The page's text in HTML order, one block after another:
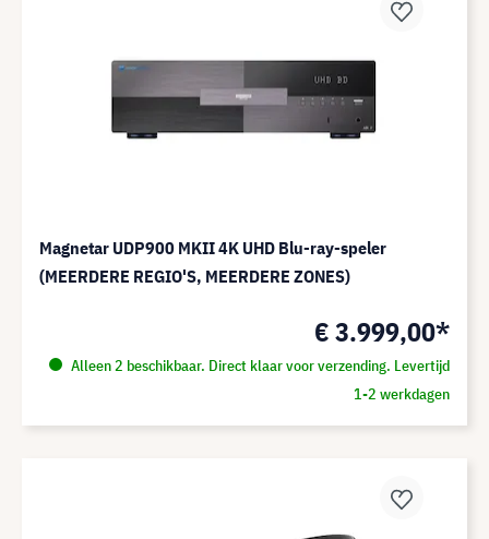
Magnetar UDP900 MKII 4K UHD Blu-ray-speler
(MEERDERE REGIO'S, MEERDERE ZONES)
€ 3.999,00*
Alleen 2 beschikbaar. Direct klaar voor verzending. Levertijd
1-2 werkdagen